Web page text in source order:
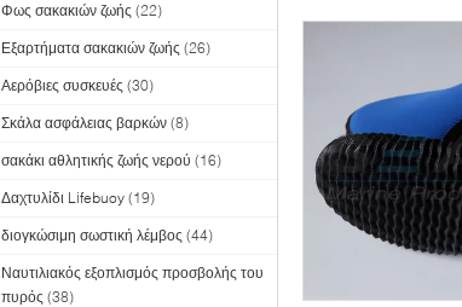
Φως σακακιών ζωής (22)
Εξαρτήματα σακακιών ζωής (26)
Αερόβιες συσκευές (30)
Σκάλα ασφάλειας βαρκών (8)
σακάκι αθλητικής ζωής νερού (16)
Δαχτυλίδι Lifebuoy (19)
διογκώσιμη σωστική λέμβος (44)
Ναυτιλιακός εξοπλισμός προσβολής του
πυρός (38)